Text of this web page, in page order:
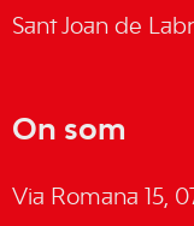
Sant Joan de
On som
Via Romana 15,